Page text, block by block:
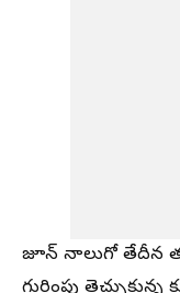
జూన్ నాలుగో తేదీన